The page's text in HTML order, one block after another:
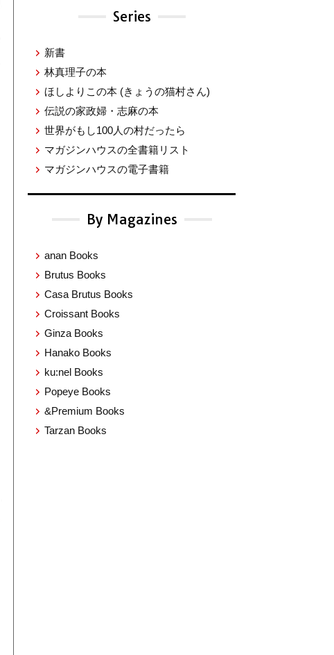
Series
新書
林真理子の本
ほしよりこの本 (きょうの猫村さん)
伝説の家政婦・志麻の本
世界がもし100人の村だったら
マガジンハウスの全書籍リスト
マガジンハウスの電子書籍
By Magazines
anan Books
Brutus Books
Casa Brutus Books
Croissant Books
Ginza Books
Hanako Books
ku:nel Books
Popeye Books
&Premium Books
Tarzan Books